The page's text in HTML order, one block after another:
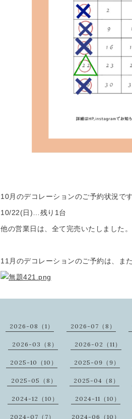
10月のデコレーションのご予約状況です
10/22(日)…残り1台
他の営業日は、全て完売いたしました。
11月のデコレーションのご予約は、ま
2026-08（1） 2026-07（8）
2026-03（8） 2026-02（11）
2025-10（10） 2025-09（9）
2025-05（8） 2025-04（8）
2024-12（10） 2024-11（10）
2024-07（7） 2024-06（10）